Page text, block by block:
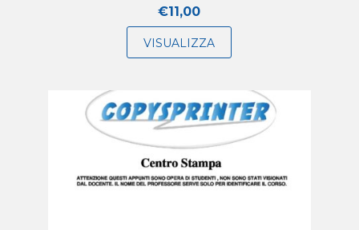
€11,00
VISUALIZZA